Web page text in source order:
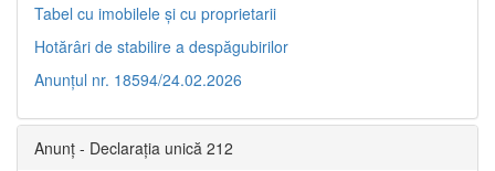
Tabel cu imobilele și cu proprietarii
Hotărâri de stabilire a despăgubirilor
Anunțul nr. 18594/24.02.2026
Anunț - Declarația unică 212